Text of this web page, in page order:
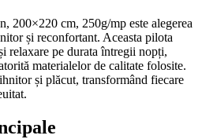
200×220 cm, 250g/mp este alegerea
și reconfortant. Aceasta pilota
relaxare pe durata întregii nopți,
materialelor de calitate folosite.
și plăcut, transformând fiecare